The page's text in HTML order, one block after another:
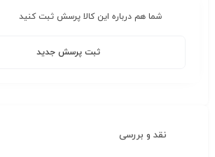
شما هم درباره این کالا پرسش ثبت کنید
ثبت پرسش جدید
نقد و بررسی